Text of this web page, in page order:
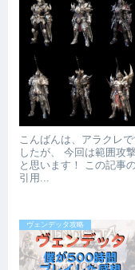
こんばんは、アラクレ
したが、 今回は範囲攻
と思います！ この記事
引用...
ヴェンデッタ攻略